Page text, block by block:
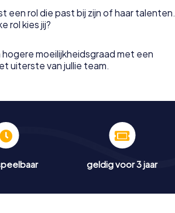
een rol die past bij zijn of haar talenten.
rol kies jij?
hogere moeilijkheidsgraad met een
uiterste van jullie team.
geldig voor 3 jaar